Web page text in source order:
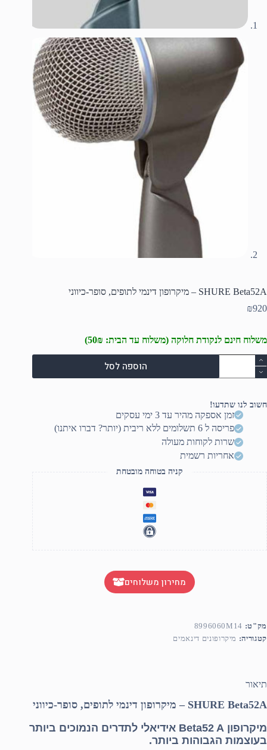
SHURE Beta52A – מיקרופון דינמי לתופים, סופר-כיווני
₪920
משלוח חינם לנקודת חלוקה (משלוח עד הבית: 50₪)
כמות
של
SHURE
מיקרופון
לתופים,
סופר-כיווני
הוספה לסל
חשוב לנו שתדעו!
זמן אספקה מהיר עד 3 ימי עסקים
פריסה ל 6 תשלומים ללא ריבית (יותר? דברו איתנו)
שרות לקוחות מעולה
אחריות רשמית
קניה בטוחה מובטחת
מחירון משלוחים
מק"ט: 8996060M14
קטגוריה: מיקרופונים דינאמים
תיאור
SHURE Beta52A – מיקרופון דינמי לתופים, סופר-כיווני
מיקרופון Beta52 A אידיאלי לתדרים הנמוכים ביותר
בעוצמות הגבוהות ביותר.